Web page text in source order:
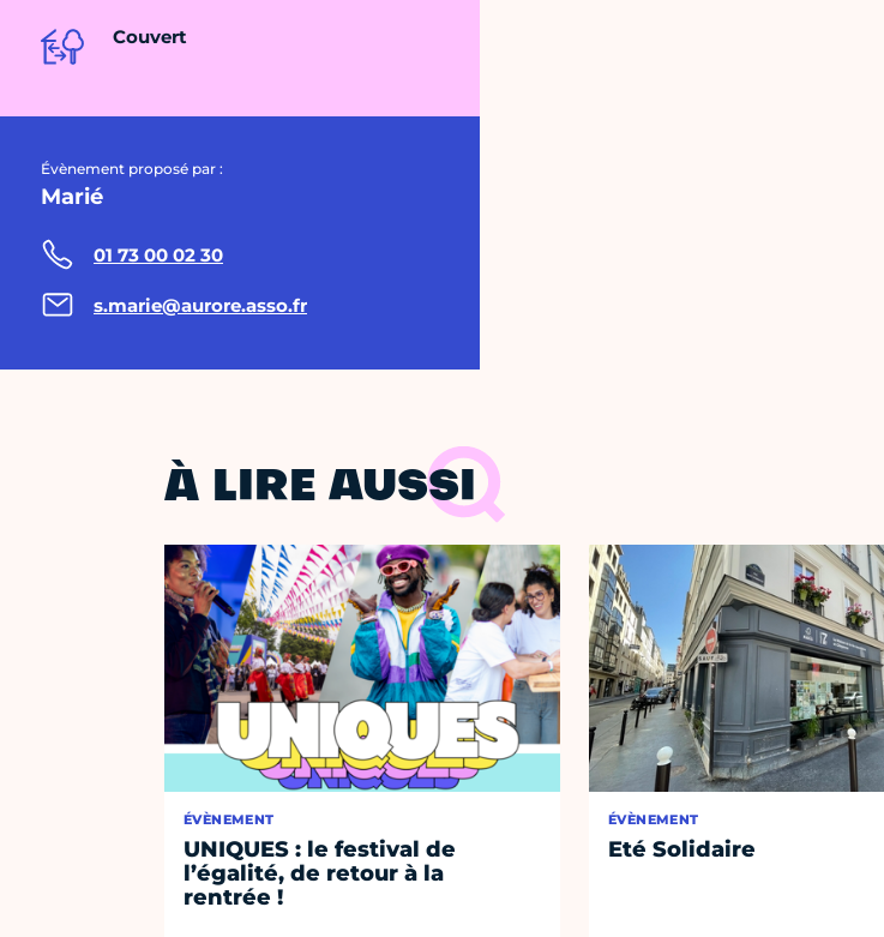
Couvert
Évènement proposé par :
Marié
01 73 00 02 30
s.marie@aurore.asso.fr
À LIRE AUSSI
ÉVÈNEMENT
UNIQUES : le festival de
l’égalité, de retour à la
rentrée !
ÉVÈNEMENT
Eté Solidaire